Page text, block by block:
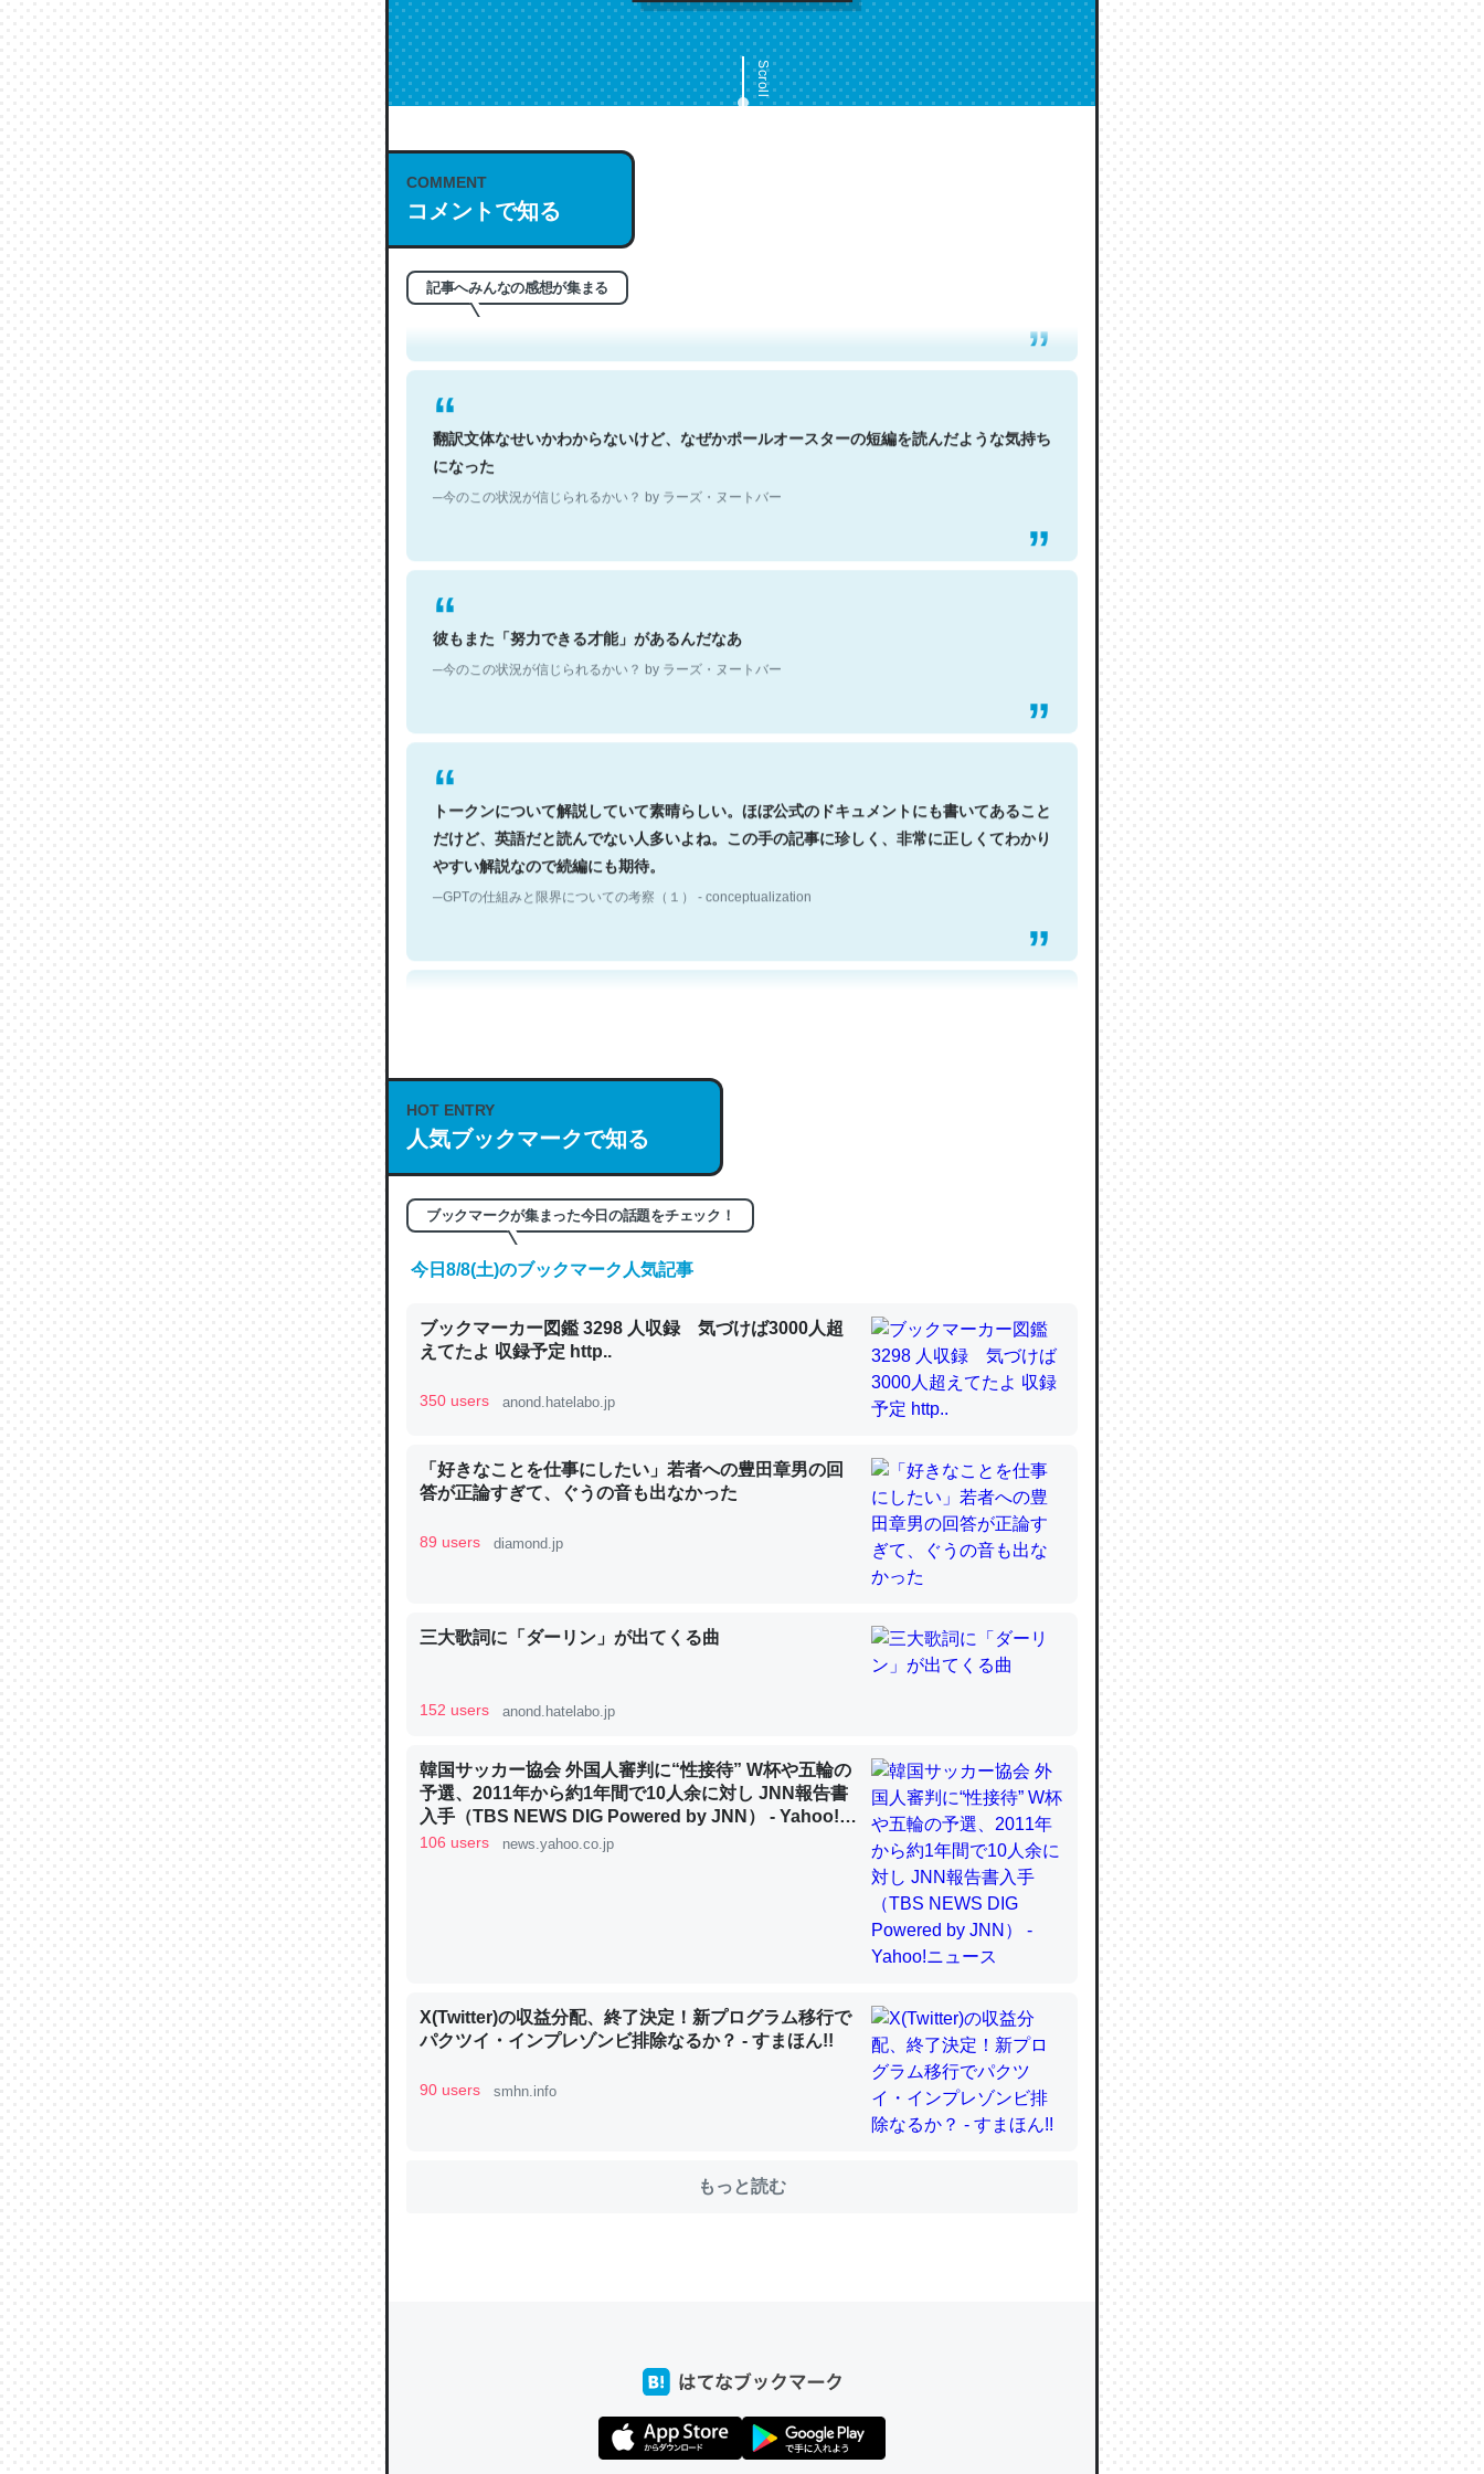
Scroll
COMMENT
コメントで知る
記事へみんなの感想が集まる
これは名文。彼はとてもクレバーなんだろうなと凄く思う。英語少しでも読める人は原文
もお勧め。自分はこの流れ好き。Let’s Fucking Go. Then Covid hit. Shit.
─今のこの状況が信じられるかい？ by ラーズ・ヌートバー
翻訳文体なせいかわからないけど、なぜかポールオースターの短編を読んだような気持ち
になった
─今のこの状況が信じられるかい？ by ラーズ・ヌートバー
彼もまた「努力できる才能」があるんだなあ
─今のこの状況が信じられるかい？ by ラーズ・ヌートバー
トークンについて解説していて素晴らしい。ほぼ公式のドキュメントにも書いてあること
だけど、英語だと読んでない人多いよね。この手の記事に珍しく、非常に正しくてわかり
やすい解説なので続編にも期待。
─GPTの仕組みと限界についての考察（１） - conceptualization
これは良記事。32768トークンだと英語小説100ページ分くらい。小説でいう「ずっと前
の伏線」は回収されないけど、短期記憶というには多い分量。進化すればするほど分かり
やすく強くなりそう
の600分の1程度。
─ニュース :: 【研究発表】昆虫学の大問題＝「昆虫はなぜ海にいないのか」に関する新仮説
論文では「淡水はカルシウムも酸素も不足してて両方に不利だから両方が拮抗してるので
は」とあって面白い。海にいる鋏角類（カブトガニ・ウミグモ）はカルシウムを使わずキ
これを元に考えるとカルシウムを大量に使う脊椎動物と貝類は苦労してるんだな…。腹足
─ニュース :: 【研究発表】昆虫学の大問題＝「昆虫はなぜ海にいないのか」に関する新仮説
ウチもEchoを実家に置いて４年。でたまに覗いてる。ぼちぼちRingも置こうかと画策
中。あと、Googleマップで位置情報を共有してる。電池残量や充電中かが分かるのでこ
を実質100倍以上に伸ばす効果があるはず……
─たまにLINEするくらいだった遠方の父67歳と僕。ITツール導入でコミュニケーションが劇的に変化し
HOT ENTRY
人気ブックマークで知る
ブックマークが集まった今日の話題をチェック！
今日8/8(土)のブックマーク人気記事
ブックマーカー図鑑 3298 人収録 気づけば3000人超
えてたよ 収録予定 http..
350 users anond.hatelabo.jp
「好きなことを仕事にしたい」若者への豊田章男の回
答が正論すぎて、ぐうの音も出なかった
89 users diamond.jp
三大歌詞に「ダーリン」が出てくる曲
152 users anond.hatelabo.jp
韓国サッカー協会 外国人審判に“性接待” W杯や五輪の
予選、2011年から約1年間で10人余に対し JNN報告書
入手（TBS NEWS DIG Powered by JNN） - Yahoo!ニ
ュース
106 users news.yahoo.co.jp
X(Twitter)の収益分配、終了決定！新プログラム移行で
パクツイ・インプレゾンビ排除なるか？ - すまほん!!
90 users smhn.info
もっと読む